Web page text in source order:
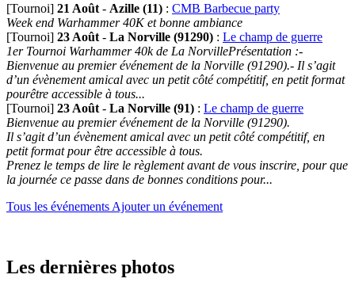
[Tournoi] 21 Août - Azille (11) : CMB Barbecue party
Week end Warhammer 40K et bonne ambiance
[Tournoi] 23 Août - La Norville (91290) : Le champ de guerre
1er Tournoi Warhammer 40k de La NorvillePrésentation :-
Bienvenue au premier événement de la Norville (91290).- Il s’agit
d’un évènement amical avec un petit côté compétitif, en petit format
pourêtre accessible à tous...
[Tournoi] 23 Août - La Norville (91) : Le champ de guerre
Bienvenue au premier événement de la Norville (91290).
Il s’agit d’un évènement amical avec un petit côté compétitif, en
petit format pour être accessible à tous.
Prenez le temps de lire le règlement avant de vous inscrire, pour que
la journée ce passe dans de bonnes conditions pour...
Tous les événements Ajouter un événement
Les dernières photos